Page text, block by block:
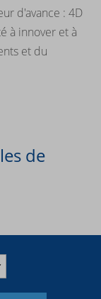
d'avance : 4D
à innover et à
et du
de